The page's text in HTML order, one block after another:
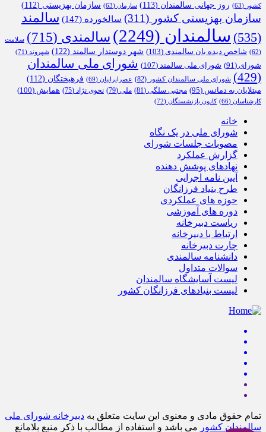
کشور (63) روز جهانی سالمندان (113) سازمان (63) سازمان بهزیستی (112)
سازمان بهزیستی کشور (311) سالخورده (147)
سالمند
(535)
سالمندان (2249) سالمندی (715)
سلامت
(62)
شاخص دیده بان سالمندی (103) شهر دوستدار سالمند (122) شهروند (71)
شورای (91) شورای ملی سالمند (107)
شورای ملی سالمندان
(429)
شورای ملی سالمندان کشور (82) عصرایرانیان (69) فرهیختگان (112)
مبتلایان به دمانس (95) مجتبی سلگی (81) ملی (79) نحوی نژاد (75) همایش (100)
کارشناسان (66) کانون بازنشستگان (72)
خانه
شورای ملی در یک نگاه
مصوبات جلسات شورای
گزارش عملکرد
نهادهای پوشش دهنده
آیین نامه اجرایی
طرح بنیاد فرزانگان
حوزه های عملکردی
دوره های آموزشی
ریاست دبیرخانه
ارتباط با دبیرخانه
چارت دبیرخانه
دانشنامه سالمندی
سوالات متداول
لیست آسایشگاه سالمندان
لیست بنیادهای فرزانگان کشور
تمام حقوق مادی و معنوی این سایت متعلق به دبیرخانه شورای ملی
سالمندان کشور می باشد و استفاده از مطالب با ذکر منبع بلامانع